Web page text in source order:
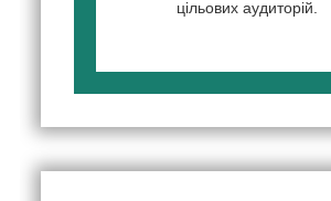
цільових аудиторій.